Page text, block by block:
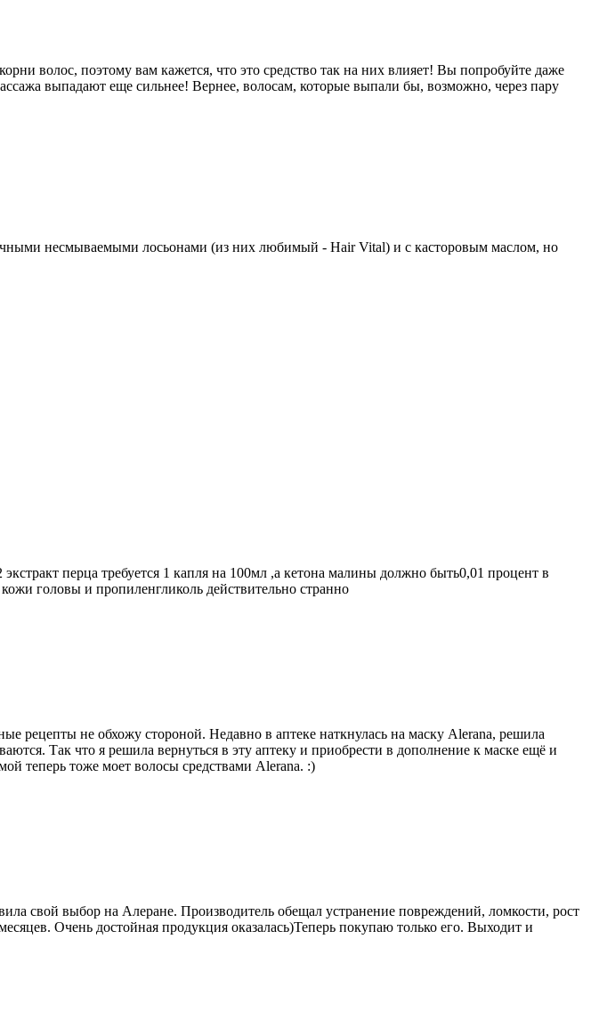
волос, поэтому вам кажется, что это средство так на них влияет! Вы попробуйте даже
выпадают еще сильнее! Вернее, волосам, которые выпали бы, возможно, через пару
несмываемыми лосьонами (из них любимый - Hair Vital) и с касторовым маслом, но
перца требуется 1 капля на 100мл ,а кетона малины должно быть0,01 процент в
головы и пропиленгликоль действительно странно
рецепты не обхожу стороной. Недавно в аптеке наткнулась на маску Alerana, решила
Так что я решила вернуться в эту аптеку и приобрести в дополнение к маске ещё и
теперь тоже моет волосы средствами Alerana. :)
свой выбор на Алеране. Производитель обещал устранение повреждений, ломкости, рост
Очень достойная продукция оказалась)Теперь покупаю только его. Выходит и